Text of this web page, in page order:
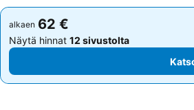
alkaen 62 €
Näytä hinnat 12 sivustolta
Katso hinnat
alkaen 62 €
Näytä hinnat 12 sivustolta